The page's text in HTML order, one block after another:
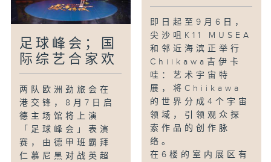
足球峰会；国
际综艺合家欢
两队欧洲劲旅会在
港交锋，8月7日启
德主场馆将上演
「足球峰会」表演
赛，由德甲班霸拜
仁慕尼黑对战英超
即日起至9月6日，
尖沙咀K11 MUSEA
和邻近海滨正举行
Chiikawa吉伊卡
哇：艺术宇宙特
展，将Chiikawa
的世界分成4个宇宙
领域，引领观众探
索作品的创作脉
络。
在6楼的室内展区有